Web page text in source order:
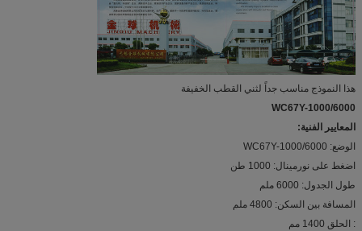
هذا النموذج مناسب جداً لثني القطب الخفيفة
WC67Y-1000/6000
المعايير الفنية:
الوضع: WC67Y-1000/6000
اضغط على نورمينال: 1000 طن
طول الجدول: 6000 ملم
المسافة بين السكن: 4800 ملم
: الحلق 1400 مم